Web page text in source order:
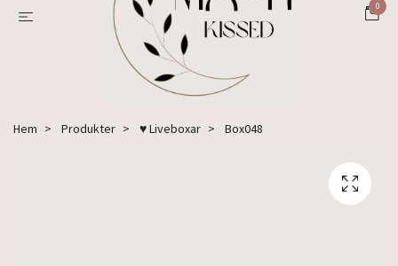
0
Hem Produkter ♥ Liveboxar Box048